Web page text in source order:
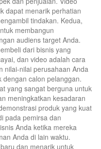
dapat menarik perhatian
tindakan. Kedua,
membangun
audiens target Anda.
dari bisnis yang
dan video adalah cara
nilai-nilai perusahaan Anda
calon pelanggan.
yang sangat berguna untuk
meningkatkan kesadaran
produk yang kuat
pada pemirsa dan
Anda ketika mereka
Anda di lain waktu.
dan menarik untuk